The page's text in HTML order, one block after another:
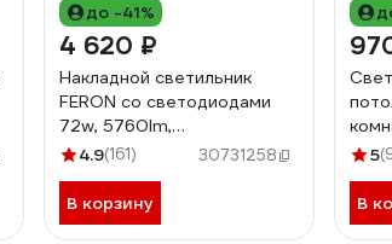
до -41%
4 620 ₽
Накладной светильник
FERON со светодиодами
72w, 5760lm,
3000к-6400k, al1600
4.9(161) 30731258
В корзину
5
В